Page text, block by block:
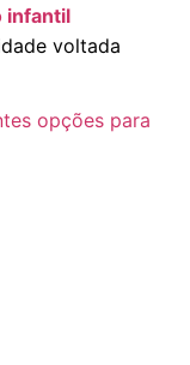
infantil
voltada